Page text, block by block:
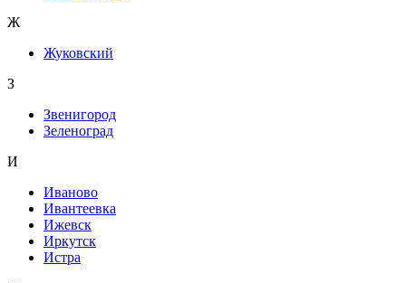
Ж
Жуковский
З
Звенигород
Зеленоград
И
Иваново
Ивантеевка
Ижевск
Иркутск
Истра